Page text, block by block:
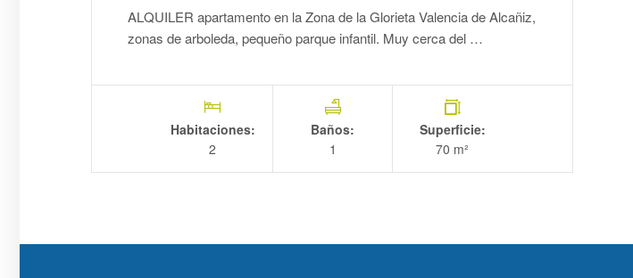
ALQUILER apartamento en la Zona de la Glorieta Valencia de Alcañiz,
zonas de arboleda, pequeño parque infantil. Muy cerca del …
Habitaciones:
2
Baños:
1
Superficie:
70 m²